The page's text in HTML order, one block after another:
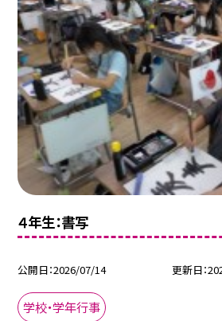
４年生：書写
公開日 2026/07/14 更新日
学校・学年行事